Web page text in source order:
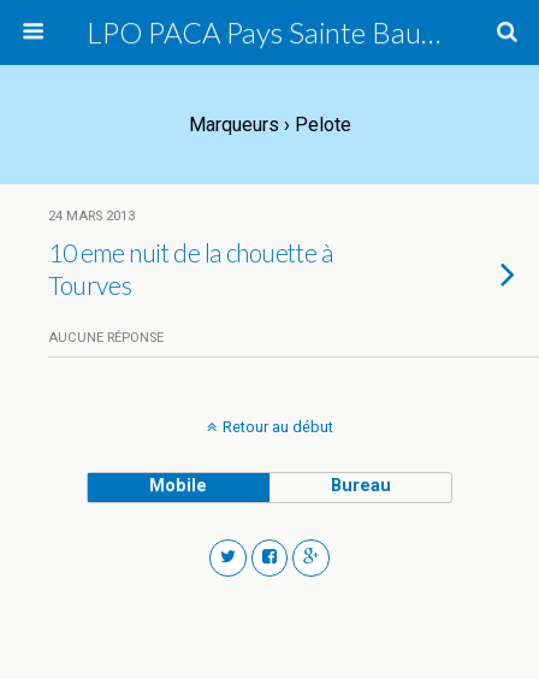
LPO PACA Pays Sainte Baume, groupe local
Marqueurs › Pelote
24 MARS 2013
10 eme nuit de la chouette à
Tourves
AUCUNE RÉPONSE
Retour au début
Mobile Bureau